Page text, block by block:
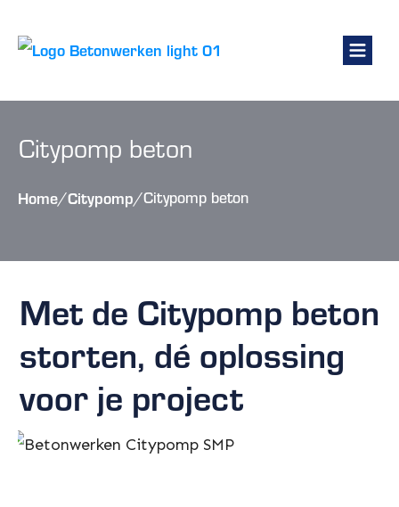
Citypomp beton
Home/Citypomp/Citypomp beton
Met de Citypomp beton
storten, dé oplossing
voor je project